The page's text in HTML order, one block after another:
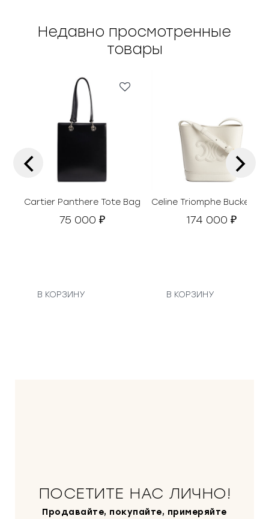
Недавно просмотренные
товары
Cartier Panthere Tote Bag
75 000₽
В КОРЗИНУ
Celine Triomphe Bucket
174 000₽
В КОРЗИНУ
‹ ›
ПОСЕТИТЕ НАС ЛИЧНО!
Продавайте, покупайте, примеряйте